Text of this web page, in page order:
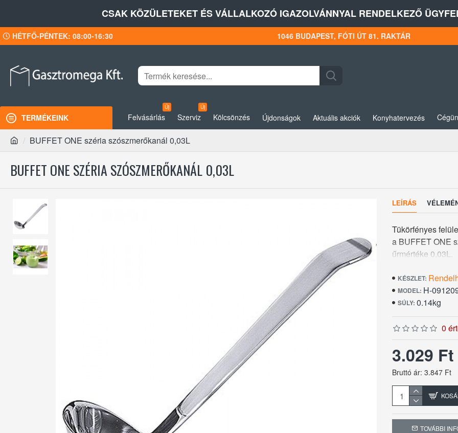
CSAK KÖZÜLETEKET ÉS VÁLLALKOZÓ IGAZOLVÁNNYAL RENDELKEZŐ
HÉTFŐ-PÉNTEK: 08:00-16:30 1046 BUDAPEST, FÓTI ÚT 81. RAKTÁR
TERMÉKEINK Felvásárlás
Új
Szerviz
Új
Kölcsönzés Újdonságok Aktuális akciók Konyhatervezés
BUFFET ONE széria szószmerőkanál 0,03L
BUFFET ONE SZÉRIA SZÓSZMERŐKANÁL 0,03L
LEÍRÁS
Tükörfényes
a BUFFET ONE
űrmértéke 0,03L.
KÉSZLET:
MODEL: H-
SÚLY: 0.14kg
0
3.029 Ft
Bruttó ár: 3.847 Ft
TOVÁBBI